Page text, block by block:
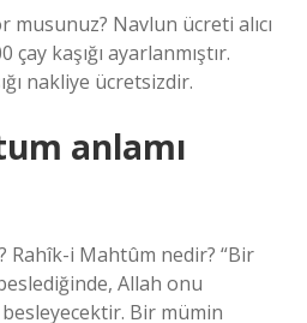
Navlun ücreti alıcı
kaşığı ayarlanmıştır.
nakliye ücretsizdir.
anlamı
Rahîk-i Mahtûm nedir? “Bir
Allah onu
Bir mümin